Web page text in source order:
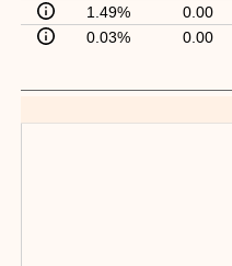
0.00
1.49%
0.00
0.03%